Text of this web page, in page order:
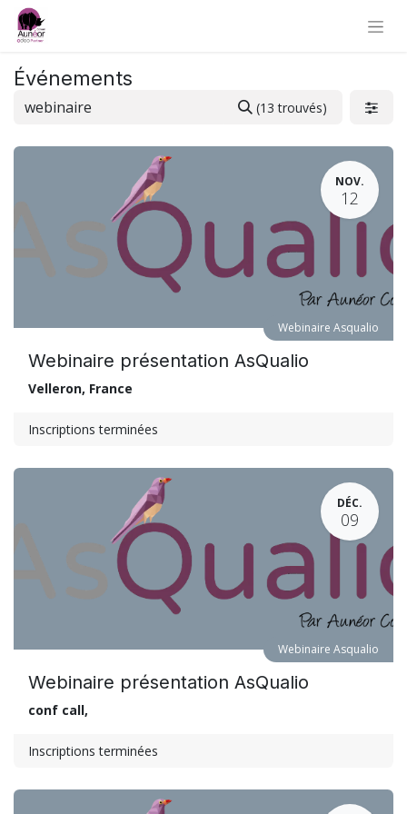
Événements
(13 trouvés)
NOV.
12
Webinaire présentation AsQualio
Webinaire Asqualio
Velleron, France
Inscriptions terminées
DÉC.
09
Webinaire présentation AsQualio
Webinaire Asqualio
conf call,
Inscriptions terminées